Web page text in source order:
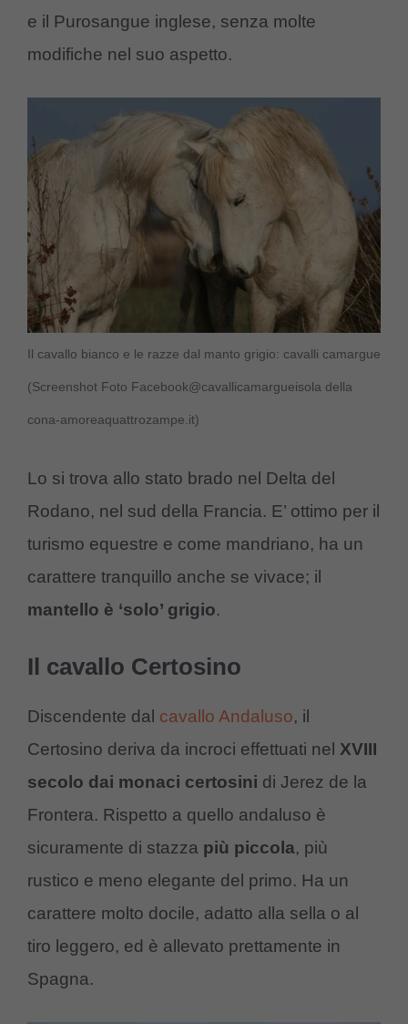
e il Purosangue inglese, senza molte
modifiche nel suo aspetto.
Il cavallo bianco e le razze dal manto grigio: cavalli camargue
(Screenshot Foto Facebook@cavallicamargueisola della
cona-amoreaquattrozampe.it)
Lo si trova allo stato brado nel Delta del
Rodano, nel sud della Francia. E’ ottimo per il
turismo equestre e come mandriano, ha un
carattere tranquillo anche se vivace; il
mantello è ‘solo’ grigio.
Il cavallo Certosino
Discendente dal cavallo Andaluso, il
Certosino deriva da incroci effettuati nel XVIII
secolo dai monaci certosini di Jerez de la
Frontera. Rispetto a quello andaluso è
sicuramente di stazza più piccola, più
rustico e meno elegante del primo. Ha un
carattere molto docile, adatto alla sella o al
tiro leggero, ed è allevato prettamente in
Spagna.